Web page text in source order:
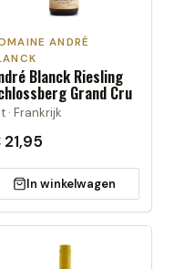
ANDRÉ
Blanck Riesling
Grand Cru
· Frankrijk
In winkelwagen